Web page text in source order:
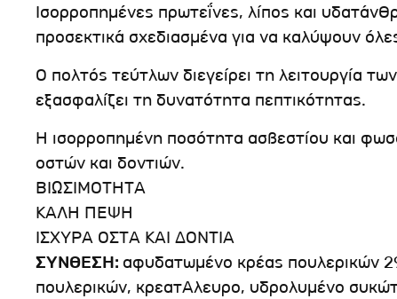
Ισορροπημένες πρωτεΐνες, λίπος και
προσεκτικά σχεδιασμένα για να καλύψουν
Ο πολτός τεύτλων διεγείρει τη λειτουργία
εξασφαλίζει τη δυνατότητα πεπτικότητας.
Η ισορροπημένη ποσότητα ασβεστίου και
οστών και δοντιών.
ΒΙΩΣΙΜΟΤΗΤΑ
ΚΑΛΗ ΠΕΨΗ
ΙΣΧΥΡΑ ΟΣΤΑ ΚΑΙ ΔΟΝΤΙΑ
ΣΥΝΘΕΣΗ: αφυδατωμένο κρέας πουλερικών
πουλερικών, κρεατΑλευρο, υδρολυμένο